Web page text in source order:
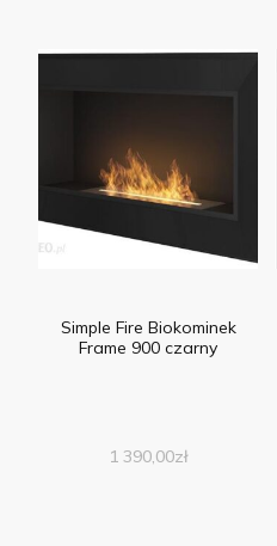
Simple Fire Biokominek
Frame 900 czarny
1 390,00zł